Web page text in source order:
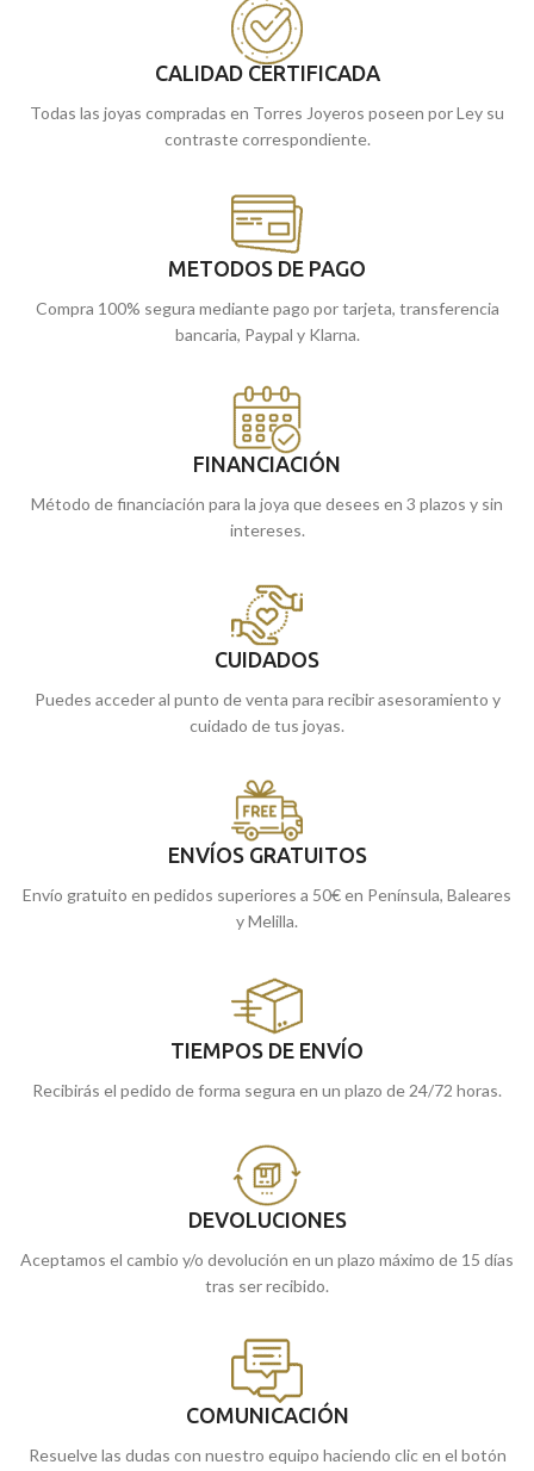
tiendas de Málaga y Melilla, o
casa.
Puedes encontrarla en nuestras
tiendas de Málaga y Melilla, o
comprarla online y te la enviamos a
CALIDAD CERTIFICADA
Todas las joyas compradas en Torres Joyeros poseen por Ley su
contraste correspondiente.
METODOS DE PAGO
Compra 100% segura mediante pago por tarjeta, transferencia
bancaria, Paypal y Klarna.
FINANCIACIÓN
Método de financiación para la joya que desees en 3 plazos y sin
intereses.
CUIDADOS
Puedes acceder al punto de venta para recibir asesoramiento y
cuidado de tus joyas.
ENVÍOS GRATUITOS
Envío gratuito en pedidos superiores a 50€ en Península, Baleares
y Melilla.
TIEMPOS DE ENVÍO
Recibirás el pedido de forma segura en un plazo de 24/72 horas.
DEVOLUCIONES
Aceptamos el cambio y/o devolución en un plazo máximo de 15 días
tras ser recibido.
COMUNICACIÓN
Resuelve las dudas con nuestro equipo haciendo clic en el botón